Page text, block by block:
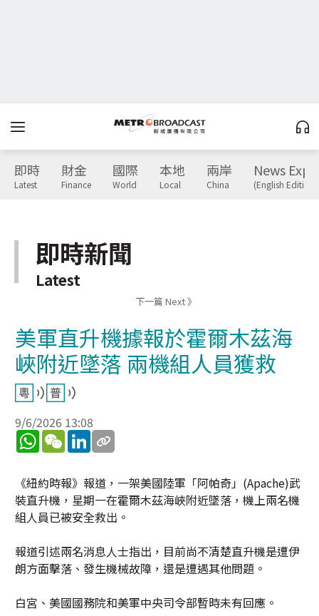
即時
Latest
財金
Finance
國際
World
本地
Local
兩岸
China
News
(English Edition)
即時新聞
Latest
下一篇 Next 》
美軍直升機據報於霍爾木茲海
峽附近墜落 兩機組人員獲救
9/6/2026 13:08
WhatsApp
WeChatLinkedIn
《紐約時報》報道，一架美國陸軍「阿帕奇」(Apache)武
裝直升機，星期一在霍爾木茲海峽附近墜落，機上兩名機
組人員已被安全救出。
報道引述兩名消息人士指出，目前尚不清楚直升機是遭伊
朗方面擊落、發生機械故障，還是遭遇其他問題。
白宮、美國國務院和美軍中央司令部暫時未有回應。